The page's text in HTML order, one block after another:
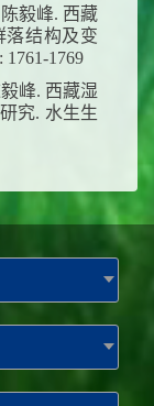
毅峰. 西藏
落结构及变
1769
峰. 西藏湿
究. 水生生